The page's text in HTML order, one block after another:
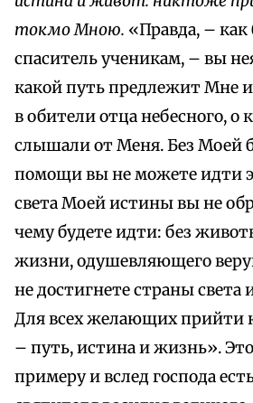
токмо Мною. «Правда, – как
спаситель ученикам, – вы
какой путь предлежит Мне
в обители отца небесного, о
слышали от Меня. Без Моей
помощи вы не можете идти
света Моей истины вы не
чему будете идти: без
жизни, одушевляющего
не достигнете страны света
Для всех желающих прийти
– путь, истина и жизнь».
примеру и вслед господа